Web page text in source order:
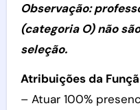
Observação:
(categoria O) não
seleção.
Atribuições da
– Atuar 100%